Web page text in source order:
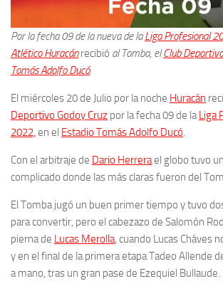
Por la fecha 09 de la nueva de laLiga Profesional
Atlético Huracán recibió al Tomba, elClub
Tomás Adolfo Ducó.
El miércoles 20 de Julio por la noche Huracán
Deportivo Godoy Cruz por la fecha 09 de laLiga
2022, en el Estadio Tomás Adolfo Ducó.
Con el arbitraje de Dario Herrerael globo tuvo
complicado donde las más claras fueron del
El Tomba jugó un buen primer tiempo y tuvo
para convertir, pero el cabezazo de Salomón
pierna de Lucas Merolla, cuando Lucas Cháves
y en el final de la primera etapa Tadeo Allende
a mano, tras un gran pase de Ezequiel Bullaude.